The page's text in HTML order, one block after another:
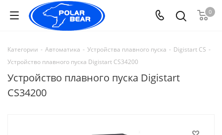
0
Категории - Автоматика - Устройства плавного пуска - Digistart CS -
Устройство плавного пуска Digistart CS34200
Устройство плавного пуска Digistart
CS34200